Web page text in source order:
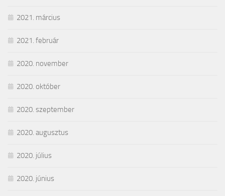
2021. március
2021. február
2020. november
2020. október
2020. szeptember
2020. augusztus
2020. július
2020. június